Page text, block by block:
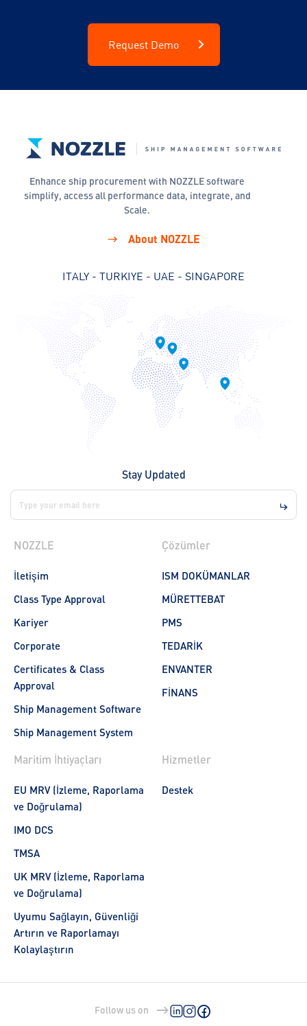
Request Demo
Enhance ship procurement with NOZZLE software
simplify, access all performance data, integrate, and
Scale.
About NOZZLE
ITALY - TURKIYE - UAE - SINGAPORE
Stay Updated
NOZZLE
İletişim
Class Type Approval
Kariyer
Corporate
Certificates & Class
Approval
Ship Management Software
Ship Management System
Çözümler
ISM DOKÜMANLAR
MÜRETTEBAT
PMS
TEDARİK
ENVANTER
FİNANS
Maritim İhtiyaçları
EU MRV (İzleme, Raporlama
ve Doğrulama)
IMO DCS
TMSA
UK MRV (İzleme, Raporlama
ve Doğrulama)
Uyumu Sağlayın, Güvenliği
Artırın ve Raporlamayı
Kolaylaştırın
Hizmetler
Destek
Follow us on